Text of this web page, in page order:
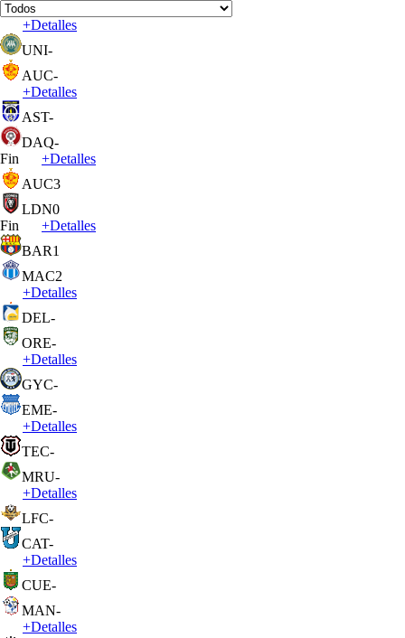
+Detalles
UNI-
AUC-
+Detalles
AST-
DAQ-
Fin
+Detalles
AUC3
LDN0
Fin
+Detalles
BAR1
MAC2
+Detalles
DEL-
ORE-
+Detalles
GYC-
EME-
+Detalles
TEC-
MRU-
+Detalles
LFC-
CAT-
+Detalles
CUE-
MAN-
+Detalles